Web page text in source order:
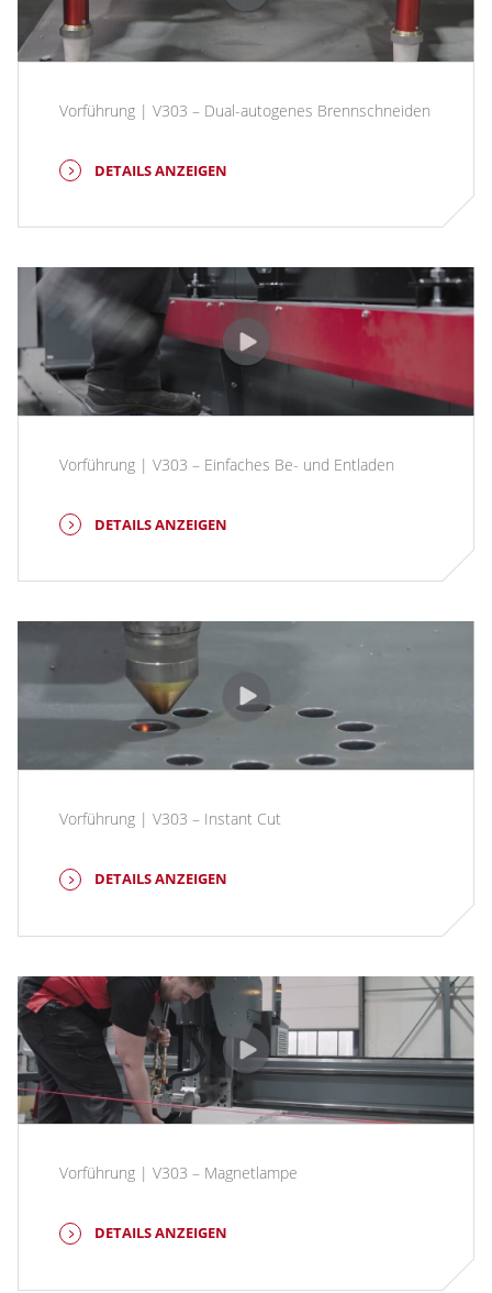
Vorführung | V303 – Dual-autogenes Brennschneiden
DETAILS ANZEIGEN
Vorführung | V303 – Einfaches Be- und Entladen
DETAILS ANZEIGEN
Vorführung | V303 – Instant Cut
DETAILS ANZEIGEN
Vorführung | V303 – Magnetlampe
DETAILS ANZEIGEN